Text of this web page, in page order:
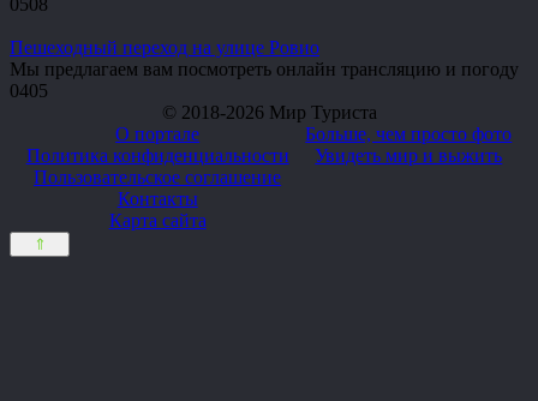
0508
Пешеходный переход на улице Ровио
Мы предлагаем вам посмотреть онлайн трансляцию и погоду
0405
© 2018-2026 Мир Туриста
О портале
Политика конфиденциальности
Пользовательское соглашение
Контакты
Карта сайта
Больше, чем просто фото
Увидеть мир и выжить